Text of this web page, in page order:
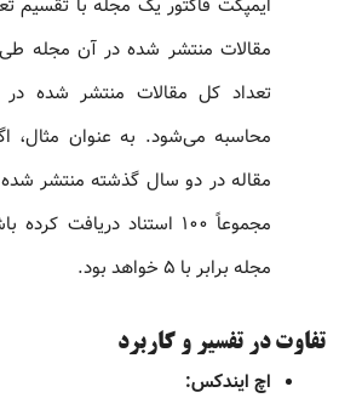
مقالات منتشر شده در آن مجله
تعداد کل مقالات منتشر شده در
مقاله در دو سال گذشته منتشر
مجموعاً ۱۰۰ استناد دریافت
مجله برابر با ۵ خواهد بود.
تفاوت در تفسیر و کاربرد
اچ ایندکس: